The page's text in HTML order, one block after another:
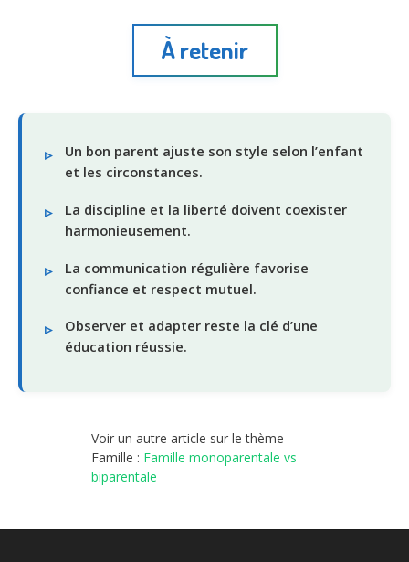
À retenir
Un bon parent ajuste son style selon l’enfant
et les circonstances.
La discipline et la liberté doivent coexister
harmonieusement.
La communication régulière favorise
confiance et respect mutuel.
Observer et adapter reste la clé d’une
éducation réussie.
Voir un autre article sur le thème
Famille : Famille monoparentale vs
biparentale